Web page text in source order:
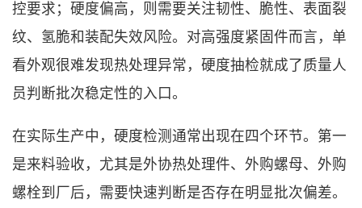
控要求；硬度偏高，则需要关注韧性、脆性、表面裂
纹、氢脆和装配失效风险。对高强度紧固件而言，单
看外观很难发现热处理异常，硬度抽检就成了质量人
员判断批次稳定性的入口。
在实际生产中，硬度检测通常出现在四个环节。第一
是来料验收，尤其是外协热处理件、外购螺母、外购
螺栓到厂后，需要快速判断是否存在明显批次偏差。